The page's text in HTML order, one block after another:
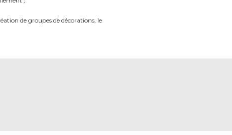
de groupes de décorations, le